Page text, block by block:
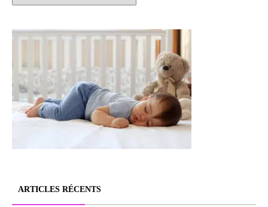
LES
ARTICLES RÉCENTS